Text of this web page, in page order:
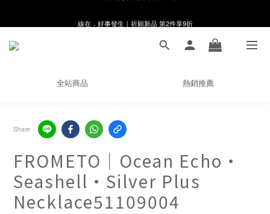
🌸新會員限定🌸註冊送$100購物金
全站商品 熱銷推薦
Share
FROMETO｜Ocean Echo・
Seashell・Silver Plus
Necklace51109004